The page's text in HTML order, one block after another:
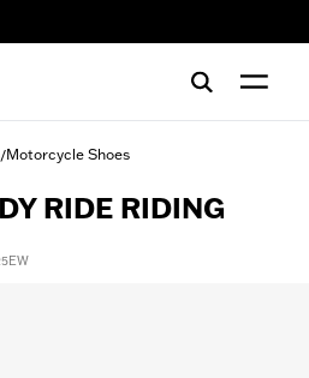
/Motorcycle Shoes
RIDE RIDING